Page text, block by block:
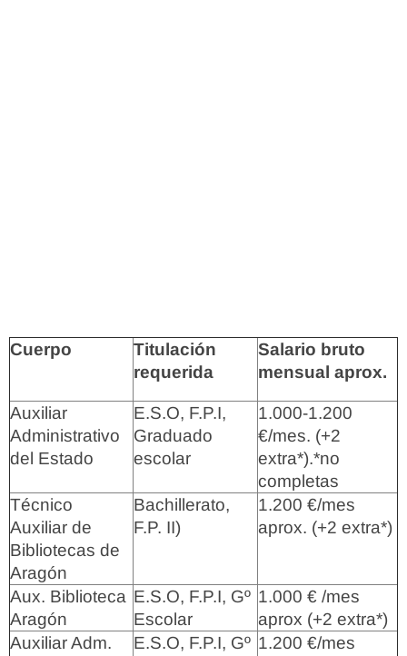
Cuerpo
Titulación
requerida
Salario bruto
mensual aprox.
Auxiliar
Administrativo
del Estado
E.S.O, F.P.I,
Graduado
escolar
1.000-1.200
€/mes. (+2
extra*).*no
completas
Técnico
Auxiliar de
Bibliotecas de
Aragón
Bachillerato,
F.P. II)
1.200 €/mes
aprox. (+2 extra*)
Aux. Biblioteca
Aragón
E.S.O, F.P.I, Gº
Escolar
1.000 € /mes
aprox (+2 extra*)
Auxiliar Adm.
E.S.O, F.P.I, Gº 1.200 €/mes